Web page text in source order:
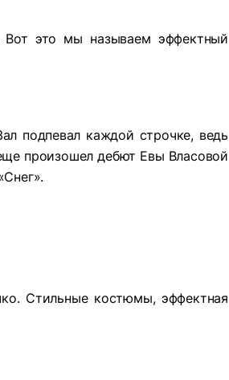
Вот это мы называем эффектный
подпевал каждой строчке, ведь
произошел дебют Евы Власовой
Стильные костюмы, эффектная